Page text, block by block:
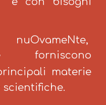
forniscono
materie